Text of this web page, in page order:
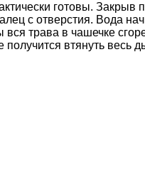
готовы.
с отверстия. Вода
трава в чашечке
втянуть весь